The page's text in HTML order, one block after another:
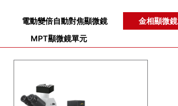
電動變倍⾃動對焦顯微鏡 金相顯微鏡
MPT顯微鏡單元